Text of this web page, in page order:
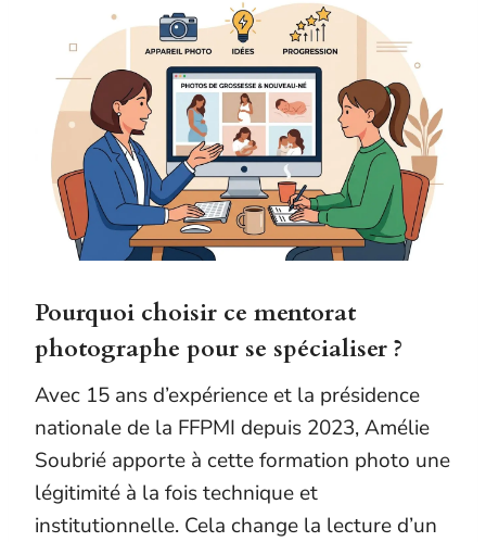
Pourquoi choisir ce mentorat
photographe pour se spécialiser ?
Avec 15 ans d’expérience et la présidence
nationale de la FFPMI depuis 2023, Amélie
Soubrié apporte à cette formation photo une
légitimité à la fois technique et
institutionnelle. Cela change la lecture d’un